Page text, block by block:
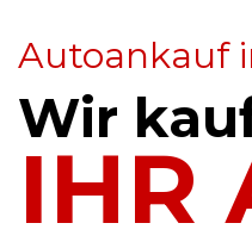
Autoankauf
Wir
IHR